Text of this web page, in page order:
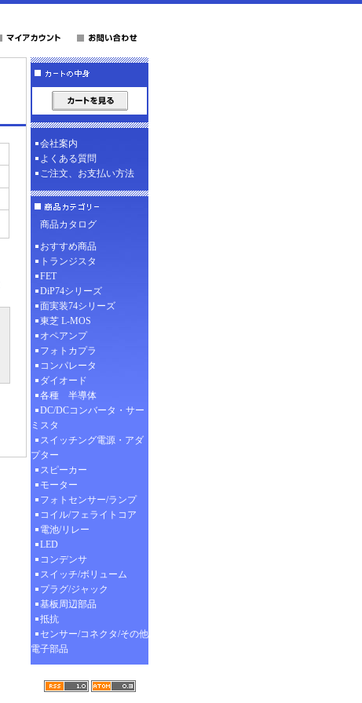
会社案内
よくある質問
ご注文、お支払い方法
商品カタログ
おすすめ商品
トランジスタ
FET
DiP74シリーズ
面実装74シリーズ
東芝 L-MOS
オペアンプ
フォトカプラ
コンパレータ
ダイオード
各種 半導体
DC/DCコンバータ・サー
ミスタ
スイッチング電源・アダ
プター
スピーカー
モーター
フォトセンサー/ランプ
コイル/フェライトコア
電池/リレー
LED
コンデンサ
スイッチ/ボリューム
プラグ/ジャック
基板周辺部品
抵抗
センサー/コネクタ/その他
電子部品